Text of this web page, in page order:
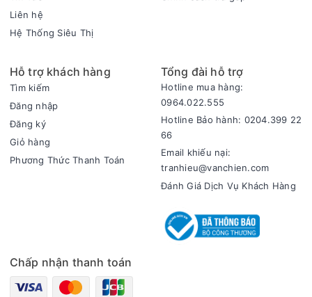
Liên hệ
Hệ Thống Siêu Thị
Hỗ trợ khách hàng
Tìm kiếm
Đăng nhập
Đăng ký
Giỏ hàng
Phương Thức Thanh Toán
Tổng đài hỗ trợ
Hotline mua hàng:
0964.022.555
Hotline Bảo hành: 0204.399 22
66
Email khiếu nại:
tranhieu@vanchien.com
Đánh Giá Dịch Vụ Khách Hàng
Chấp nhận thanh toán